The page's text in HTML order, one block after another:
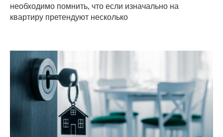
необходимо помнить, что если изначально на
квартиру претендуют несколько